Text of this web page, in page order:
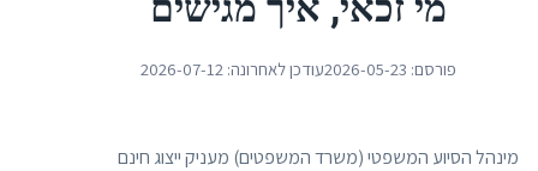
פורסם: 2026-05-23עודכן לאחרונה:2026-07-12
מינהל הסיוע המשפטי (משרד המשפטים) מעניק ייצוג חינם